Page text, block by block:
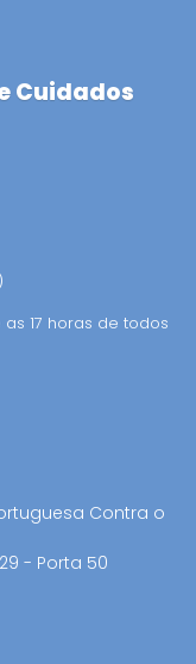
Cuidados
17 horas de todos
Contra o
- Porta 50